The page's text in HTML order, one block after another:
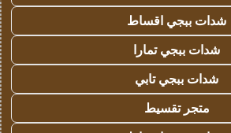
شدات ببجي اقساط
شدات ببجي تمارا
شدات ببجي تابي
متجر تقسيط